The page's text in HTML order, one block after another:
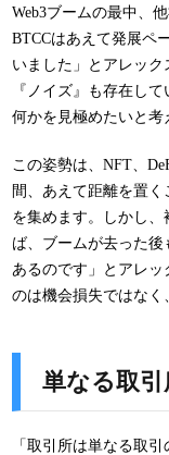
Web3ブームの最中、
BTCCはあえて発展ペ
いました」とアレッ
『ノイズ』も存在し
何かを見極めたいと考
この姿勢は、NFT、
間、あえて距離を置
を集めます。しかし
ば、ブームが去った
あるのです」とアレ
のは機会損失ではなく
単なる取
「取引所は単なる取